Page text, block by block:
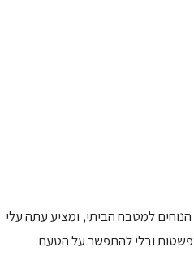
למטבח הביתי, ומציע עתה עלי
ובלי להתפשר על הטעם.